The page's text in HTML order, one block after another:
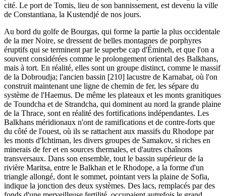
cité. Le port de Tomis, lieu de son bannissement, est devenu la ville
de Constantiana, la Kustendjé de nos jours.
Au bord du golfe de Bourgas, qui forme la partie la plus occidentale
de la mer Noire, se dressent de belles montagnes de porphyres
éruptifs qui se terminent par le superbe cap d'Émineh, et que l'on a
souvent considérées comme le prolongement oriental des Balkhans,
mais à tort. En réalité, elles sont un groupe distinct, comme le massif
de la Dobroudja; l'ancien bassin [210] lacustre de Karnabat, où l'on
construit maintenant une ligne de chemin de fer, les sépare du
système de l'Haemus. De même les plateaux et les monts granitiques
de Toundcha et de Strandcha, qui dominent au nord la grande plaine
de la Thrace, sont en réalité des fortifications indépendantes. Les
Balkhans méridionaux n'ont de ramifications et de contre-forts que
du côté de l'ouest, où ils se rattachent aux massifs du Rhodope par
les monts d'Ichtiman, les divers groupes de Samakov, si riches en
minerais de fer et en sources thermales, et d'autres chaînons
transversaux. Dans son ensemble, tout le bassin supérieur de la
rivière Maritsa, entre le Balkhan et le Rhodope, a la forme d'un
triangle allongé, dont le sommet, pointant vers la plaine de Sofia,
indique la jonction des deux systèmes. Des lacs, remplacés par des